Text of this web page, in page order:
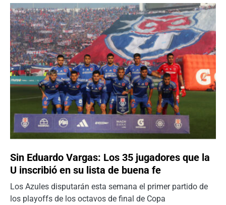
Sin Eduardo Vargas: Los 35 jugadores que la
U inscribió en su lista de buena fe
Los Azules disputarán esta semana el primer partido de
los playoffs de los octavos de final de Copa